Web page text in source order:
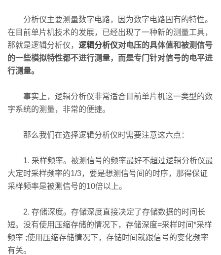
分析仪主要测量数字电路，因为数字电路固有的特性。
在目前单片机技术的发展，已经出现了一种新的测量工具，
那就是逻辑分析仪， 逻辑分析仪对电压的具体值和被测信号
的一些模拟特性都不进行测量，而是专门针对信号的电平进
行测量。
事实上，逻辑分析仪非常适合目前单片机这一类型的数
字系统的测量，非常的便捷。
那么我们在选择逻辑分析仪时需要注意这六点：
1. 采样频率。被测信号的频率最好不超过逻辑分析仪最
大定时采样频率的1/3，要是想测信号间的时序，那得保证
采样频率是被测信号的10倍以上。
2. 存储深度。存储深度直接决定了存储数据的时间长
短。没有使用压缩存储的情况下，存储深度=采样时间*采样
频率 ;使用压缩存储情况下，存储时间就跟信号的变化频率
有关。